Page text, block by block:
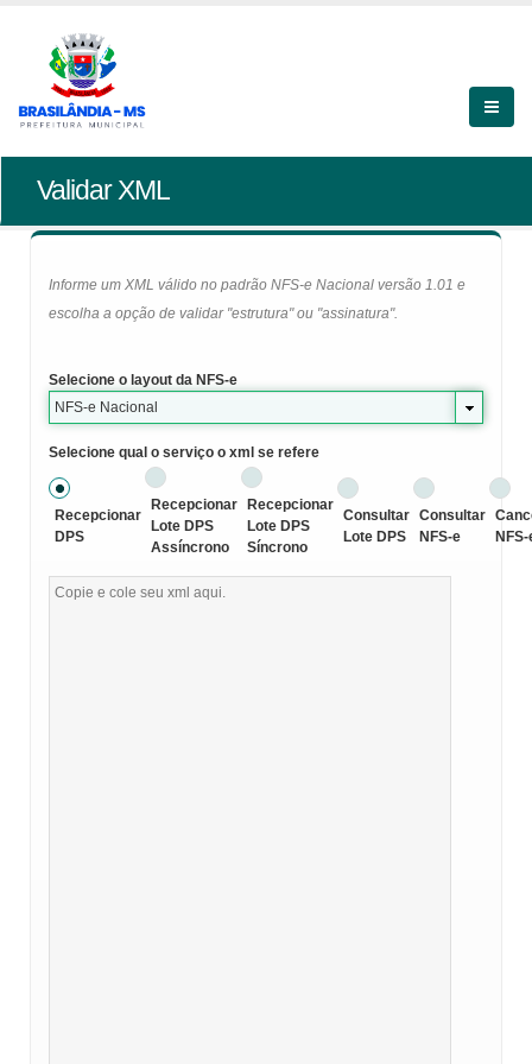
Validar XML
Informe um XML válido no padrão NFS-e Nacional versão 1.01 e
escolha a opção de validar "estrutura" ou "assinatura".
Selecione o layout da NFS-e
NFS-e Nacional
Selecione qual o serviço o xml se refere
Recepcionar
DPS
Recepcionar
Lote DPS
Assíncrono
Recepcionar
Lote DPS
Síncrono
Consultar
Lote DPS
Consultar
NFS-e
NFS-